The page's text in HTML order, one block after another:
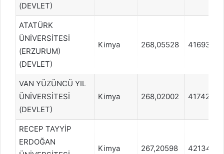
(DEVLET)
ATATÜRK
ÜNİVERSİTESİ
(ERZURUM)
(DEVLET)
Kimya 268,05528 416930
VAN YÜZÜNCÜ YIL
ÜNİVERSİTESİ
(DEVLET)
Kimya 268,02002 417420
RECEP TAYYİP
ERDOĞAN
Kimya 267,20598 421344